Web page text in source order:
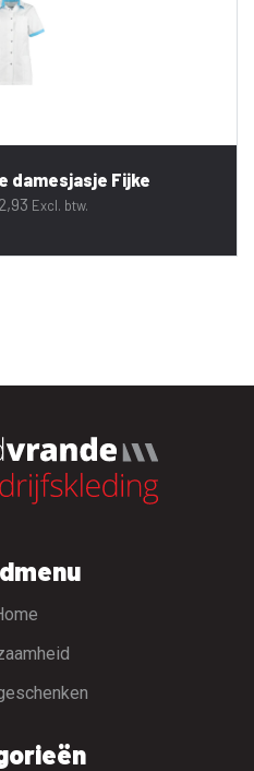
damesjasje Fijke
Excl. btw.